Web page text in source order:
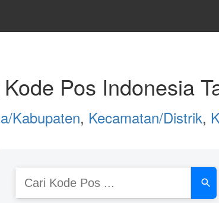
Pos Indonesia
Kabupaten, Kecamatan/Distrik,
Cari
Kode
Pos